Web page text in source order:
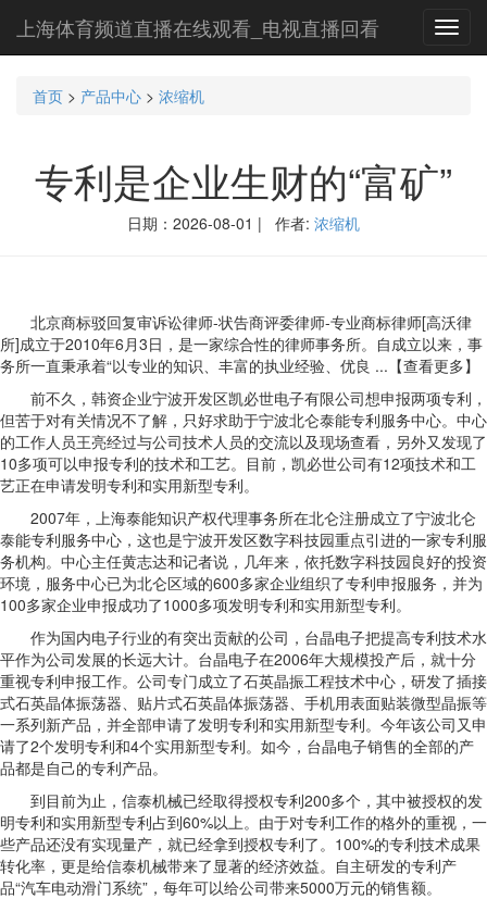
上海体育频道直播在线观看_电视直播回看
首页 > 产品中心 > 浓缩机
专利是企业生财的“富矿”
日期：2026-08-01 | 作者: 浓缩机
北京商标驳回复审诉讼律师-状告商评委律师-专业商标律师[高沃律
所]成立于2010年6月3日，是一家综合性的律师事务所。自成立以来，事
务所一直秉承着“以专业的知识、丰富的执业经验、优良 ...【查看更多】
前不久，韩资企业宁波开发区凯必世电子有限公司想申报两项专利，
但苦于对有关情况不了解，只好求助于宁波北仑泰能专利服务中心。中心
的工作人员王亮经过与公司技术人员的交流以及现场查看，另外又发现了
10多项可以申报专利的技术和工艺。目前，凯必世公司有12项技术和工
艺正在申请发明专利和实用新型专利。
2007年，上海泰能知识产权代理事务所在北仑注册成立了宁波北仑
泰能专利服务中心，这也是宁波开发区数字科技园重点引进的一家专利服
务机构。中心主任黄志达和记者说，几年来，依托数字科技园良好的投资
环境，服务中心已为北仑区域的600多家企业组织了专利申报服务，并为
100多家企业申报成功了1000多项发明专利和实用新型专利。
作为国内电子行业的有突出贡献的公司，台晶电子把提高专利技术水
平作为公司发展的长远大计。台晶电子在2006年大规模投产后，就十分
重视专利申报工作。公司专门成立了石英晶振工程技术中心，研发了插接
式石英晶体振荡器、贴片式石英晶体振荡器、手机用表面贴装微型晶振等
一系列新产品，并全部申请了发明专利和实用新型专利。今年该公司又申
请了2个发明专利和4个实用新型专利。如今，台晶电子销售的全部的产
品都是自己的专利产品。
到目前为止，信泰机械已经取得授权专利200多个，其中被授权的发
明专利和实用新型专利占到60%以上。由于对专利工作的格外的重视，一
些产品还没有实现量产，就已经拿到授权专利了。100%的专利技术成果
转化率，更是给信泰机械带来了显著的经济效益。自主研发的专利产
品“汽车电动滑门系统”，每年可以给公司带来5000万元的销售额。